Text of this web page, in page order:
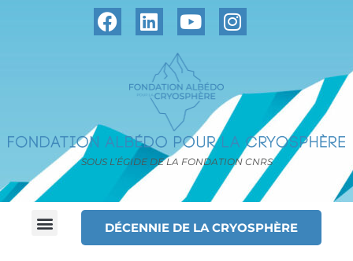
SOUS L’ÉGIDE DE LA FONDATION CNRS
DÉCENNIE DE LA CRYOSPHÈRE